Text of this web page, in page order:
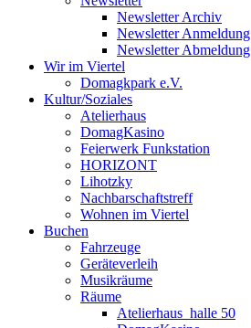
Newsletter Archiv
Newsletter Anmeldung
Newsletter Abmeldung
Wir im Viertel
Domagkpark e.V.
Kultur/Soziales
Atelierhaus
DomagKasino
Feierwerk Funkstation
HORIZONT
Lihotzky
Nachbarschaftstreff
Wohnen im Viertel
Buchen
Fahrzeuge
Geräteverleih
Musikräume
Räume
Atelierhaus_halle 50